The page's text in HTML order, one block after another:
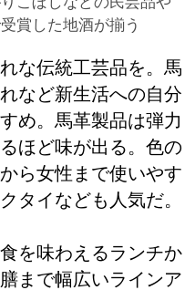
賞した地酒が揃う
な伝統工芸品を。馬
など新生活への自分
め。馬革製品は弾力
ほど味が出る。色の
ら女性まで使いやす
タイなども人気だ。
を味わえるランチか
まで幅広いラインア